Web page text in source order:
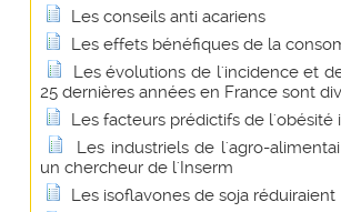
Les conseils anti acariens
Les effets bénéfiques de la
Les évolutions de l'incidence et
25 dernières années en France sont
Les facteurs prédictifs de l'obésité
Les industriels de l'agro-
un chercheur de l'Inserm
Les isoflavones de soja